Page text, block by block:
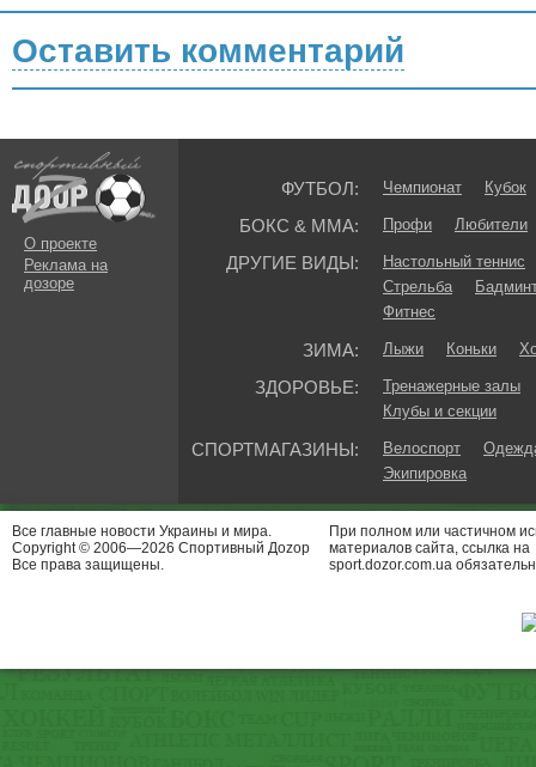
Оставить комментарий
О проекте
Реклама на
дозоре
ФУТБОЛ: Чемпионат Кубок
БОКС & ММА: Профи Любители
ДРУГИЕ ВИДЫ:
Настольный теннис
Стрельба
Фитнес
ЗИМА: Лыжи Коньки
ЗДОРОВЬЕ:
Тренажерные залы
Клубы и секции
СПОРТМАГАЗИНЫ: Велоспорт
Экипировка
Все главные новости Украины и мира.
Copyright © 2006—2026 Спортивный Доzор
Все права защищены.
При полном или частичном
материалов сайта, ссылка на
sport.dozor.com.ua